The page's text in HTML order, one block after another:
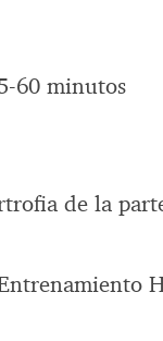
60 minutos
de la